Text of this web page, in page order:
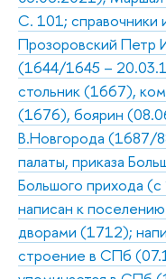
С. 101; справочники
Прозоровский Петр
(1644/1645 –
стольник (1667),
(1676), боярин
В.Новгорода (1687/
палаты, приказа
Большого прихода
написан к
дворами (1712);
строение в СПб